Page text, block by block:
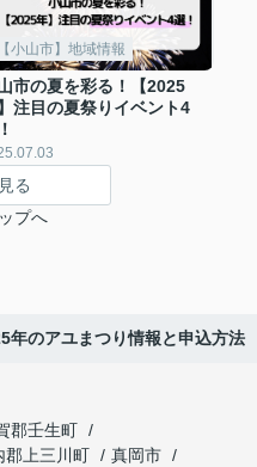
【小山市】地域情報
市の夏を彩る！【2025
注目の夏祭りイベント4
る
プへ
年のアユまつり情報と申込方法
郡壬生町
郡上三川町
真岡市